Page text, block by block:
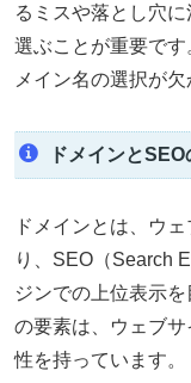
るミスや落とし穴
選ぶことが重要で
メイン名の選択が欠
ドメインと
ドメインとは、ウ
り、SEO（Search
ジンでの上位表示
の要素は、ウェブ
性を持っています。